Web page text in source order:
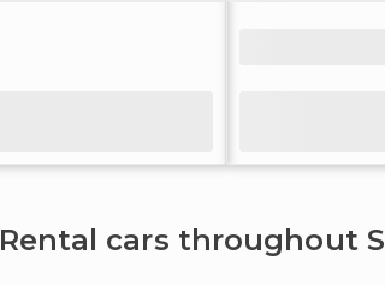
Rental cars throughout